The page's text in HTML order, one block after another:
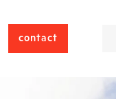
contact